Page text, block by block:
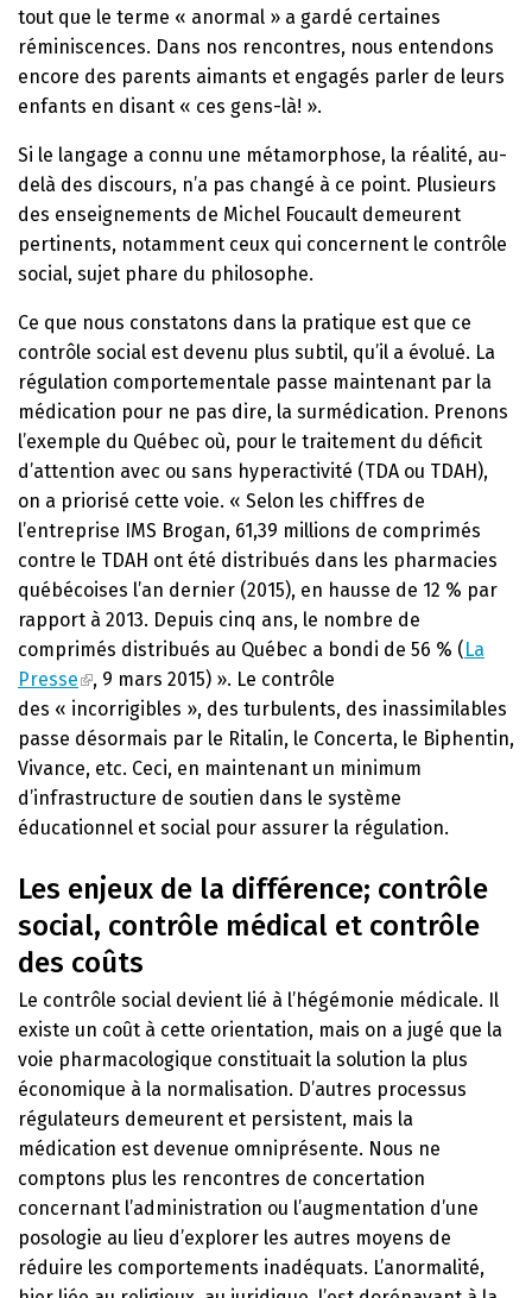
tout que le terme « anormal » a gardé certaines
réminiscences. Dans nos rencontres, nous entendons
encore des parents aimants et engagés parler de leurs
enfants en disant « ces gens-là! ».
Si le langage a connu une métamorphose, la réalité, au-
delà des discours, n’a pas changé à ce point. Plusieurs
des enseignements de Michel Foucault demeurent
pertinents, notamment ceux qui concernent le contrôle
social, sujet phare du philosophe.
Ce que nous constatons dans la pratique est que ce
contrôle social est devenu plus subtil, qu’il a évolué. La
régulation comportementale passe maintenant par la
médication pour ne pas dire, la surmédication. Prenons
l’exemple du Québec où, pour le traitement du déficit
d’attention avec ou sans hyperactivité (TDA ou TDAH),
on a priorisé cette voie. « Selon les chiffres de
l’entreprise IMS Brogan, 61,39 millions de comprimés
contre le TDAH ont été distribués dans les pharmacies
québécoises l’an dernier (2015), en hausse de 12 % par
rapport à 2013. Depuis cinq ans, le nombre de
comprimés distribués au Québec a bondi de 56 % (La
Presse
, 9 mars 2015) ». Le contrôle
des « incorrigibles », des turbulents, des inassimilables
passe désormais par le Ritalin, le Concerta, le Biphentin,
Vivance, etc. Ceci, en maintenant un minimum
d’infrastructure de soutien dans le système
éducationnel et social pour assurer la régulation.
Les enjeux de la différence; contrôle
social, contrôle médical et contrôle
des coûts
Le contrôle social devient lié à l’hégémonie médicale. Il
existe un coût à cette orientation, mais on a jugé que la
voie pharmacologique constituait la solution la plus
économique à la normalisation. D’autres processus
régulateurs demeurent et persistent, mais la
médication est devenue omniprésente. Nous ne
comptons plus les rencontres de concertation
concernant l’administration ou l’augmentation d’une
posologie au lieu d’explorer les autres moyens de
réduire les comportements inadéquats. L’anormalité,